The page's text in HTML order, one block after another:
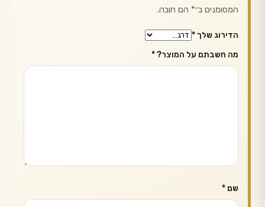
המסומנים ב־* הם חובה.
הדירוג שלך*
מה חשבתם על המוצר?*
שם *